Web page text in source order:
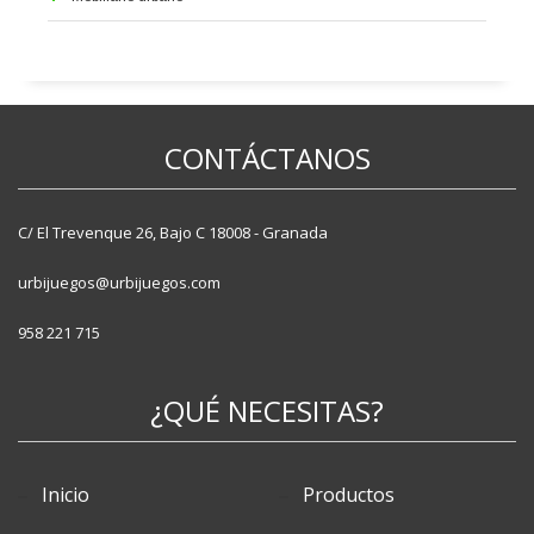
Vallas
CONTÁCTANOS
C/ El Trevenque 26, Bajo C 18008 - Granada
urbijuegos@urbijuegos.com
958 221 715
¿QUÉ NECESITAS?
Inicio
Productos